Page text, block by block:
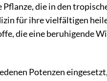
die in den
für ihre vielfältigen
die eine beruhigende
Potenzen